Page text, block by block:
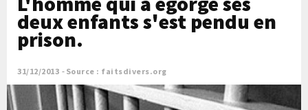
deux enfants s'est pendu en
prison.
31/12/2013 Source : faitsdivers.org